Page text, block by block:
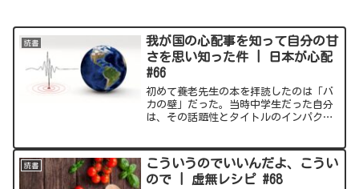
読書
我が国の心配事を知って自分の甘
さを思い知った件 | 日本が心配
#66
初めて養老先生の本を拝読したのは「バ
カの壁」だった。当時中学生だった自分
は、その話題性とタイトルのインパクト
みるも、ひたすら小難しい話が続くなと
思って終わった記憶がある...
読書
こういうのでいいんだよ、こうい
ので | 虚無レシピ #68